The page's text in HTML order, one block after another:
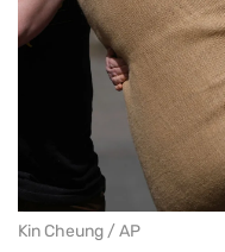
Kin Cheung / AP